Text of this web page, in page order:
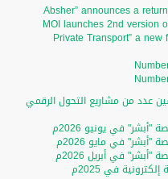
MOI launches 2nd version
“Private Transport” a
عدد من مشاريع التحول الرقمي